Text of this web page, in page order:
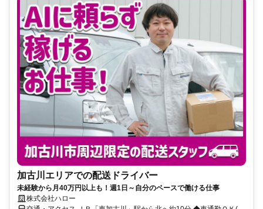
加古川エリアでの配送ドライバー
未経験から月40万円以上も！週1日～自分のペースで働ける仕事
株式会社ハロー